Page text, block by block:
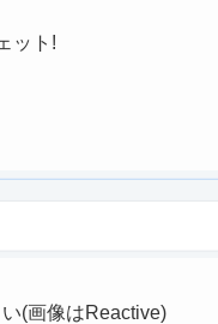
ット!
(画像はReactive)